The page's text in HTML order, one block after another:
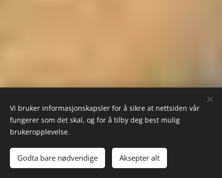
Vi bruker informasjonskapsler for å sikre at nettsiden vår
fungerer som det skal, og for å tilby deg best mulig
brukeropplevelse.
Godta bare nødvendige Aksepter alt